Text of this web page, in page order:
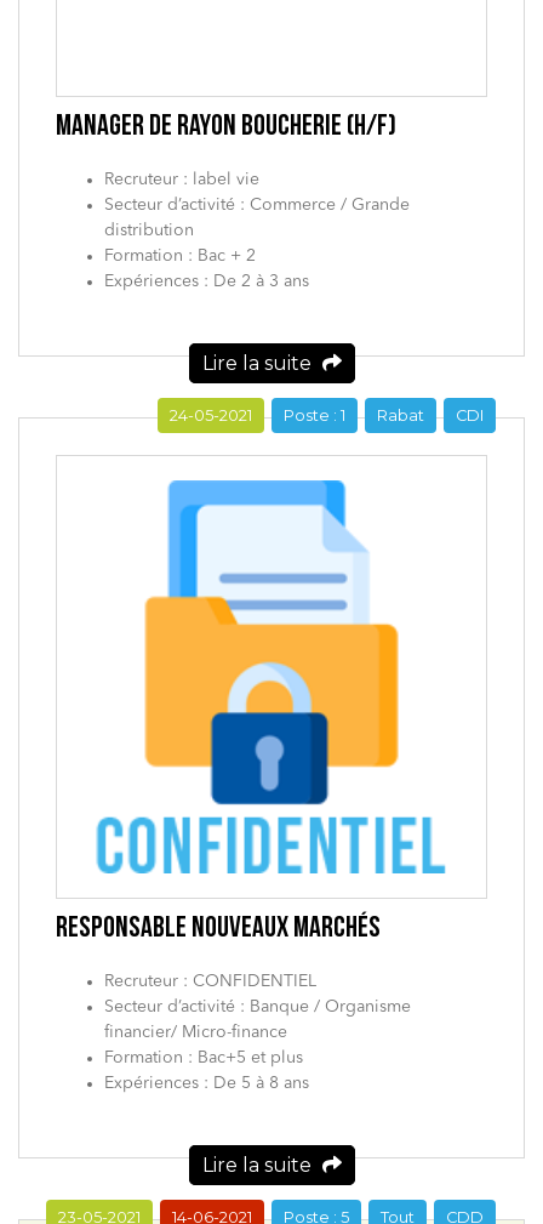
MANAGER DE RAYON BOUCHERIE (H/F)
Recruteur : label vie
Secteur d’activité : Commerce / Grande
distribution
Formation : Bac + 2
Expériences : De 2 à 3 ans
Lire la suite
RESPONSABLE NOUVEAUX MARCHÉS
Recruteur : CONFIDENTIEL
Secteur d’activité : Banque / Organisme
financier/ Micro-finance
Formation : Bac+5 et plus
Expériences : De 5 à 8 ans
Lire la suite
CDI
Rabat
Poste : 1
24-05-2021
CDD
Tout
Poste : 5
14-06-2021
23-05-2021